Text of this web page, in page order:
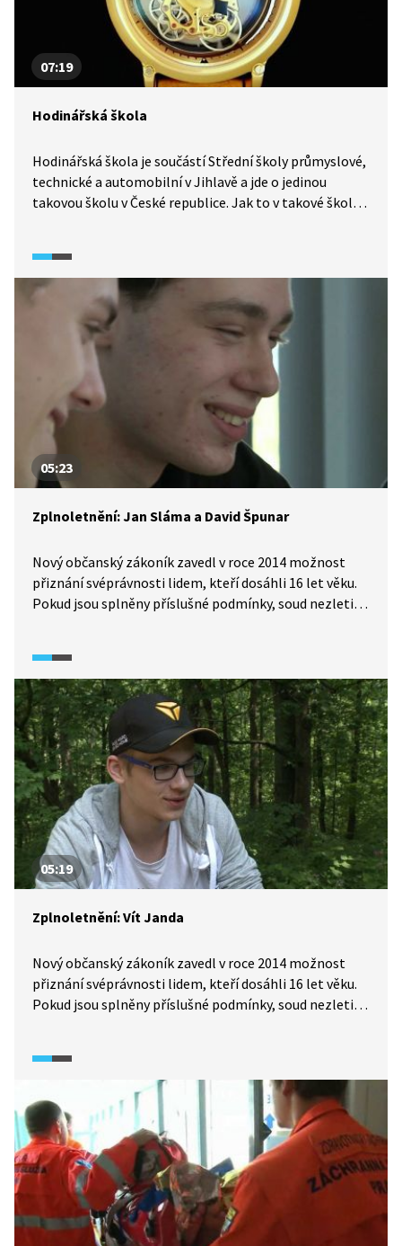
07:19
Hodinářská škola
Hodinářská škola je součástí Střední školy průmyslové,
technické a automobilní v Jihlavě a jde o jedinou
takovou školu v České republice. Jak to v takové škole,
se o své názory i zkušenosti. Dozvíme se například i to,
že jedinečnost tohoto řemesla je zároveň jeho
největším úskalím. A že hodinařina není jen rutinní
opravování hodin a hodinek, o tom nás přesvědčí Luděk
Seryn, který své dovednosti povznesl na úplně jinou
05:23
Zplnoletnění: Jan Sláma a David Špunar
Nový občanský zákoník zavedl v roce 2014 možnost
přiznání svéprávnosti lidem, kteří dosáhli 16 let věku.
Pokud jsou splněny příslušné podmínky, soud nezletilé
svou podnikatelskou činnost provozovat oficiálně
pod svým vlastním jménem, nikoli pod záštitou rodičů.
V jedné brněnské třídě se sešli hned dva úspěšní
sedmnáctiletí podnikatelé: Jan Sláma a David Špunar.
Z jejich spolupráce vznikla například aplikace Taháky
do kapsy nebo projekt Nenech to být věnující se
problému šikany.
05:19
Zplnoletnění: Vít Janda
Nový občanský zákoník zavedl v roce 2014 možnost
přiznání svéprávnosti lidem, kteří dosáhli 16 let věku.
Pokud jsou splněny příslušné podmínky, soud nezletilé
svou podnikatelskou činnost provozovat oficiálně
pod svým vlastním jménem, nikoli pod záštitou rodičů.
Vít Janda se realizuje především v oblasti tvorby
webových stránek a finančního a firemního
poradenství. Kromě podnikání se věnuje i florbalu
na vrcholové úrovni, a tak už mu moc volného času
nezbývá.